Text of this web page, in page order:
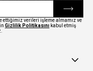
ettiğimiz verileri işleme almamız ve
Gizlilik Politikasını kabul etmiş